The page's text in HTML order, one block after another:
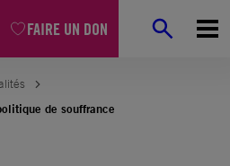
FAIRE UN DON
de souffrance